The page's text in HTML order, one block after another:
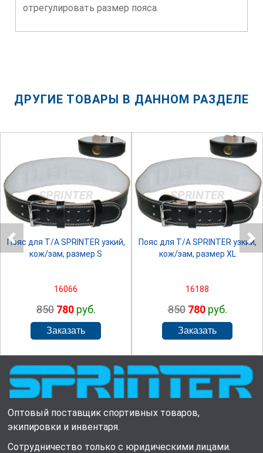
отрегулировать размер пояса.
ДРУГИЕ ТОВАРЫ В ДАННОМ РАЗДЕЛЕ
SPRINTER
Пояс для Т/А SPRINTER узкий,
кож/зам, размер S
16066
850 780руб.
SPRINTER
Пояс для Т/А SPRINTER узкий,
кож/зам, размер XL
16188
850 780руб.
Оптовый поставщик спортивных товаров,
экипировки и инвентаря.
Сотрудничество только с юридическими лицами.